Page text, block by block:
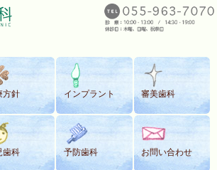
方針 インプラント 審美歯科
歯科 予防歯科 お問い合わせ